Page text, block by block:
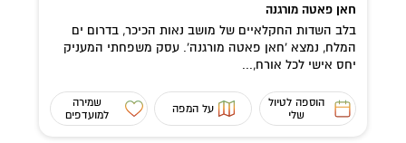
חאן פאטה מורגנה
בלב השדות החקלאיים של מושב נאות הכיכר, בדרום ים
המלח, נמצא 'חאן פאטה מורגנה'. עסק משפחתי המעניק
יחס אישי לכל אורח,...
הוספה לטיול
שלי
על המפה
שמירה
למועדפים